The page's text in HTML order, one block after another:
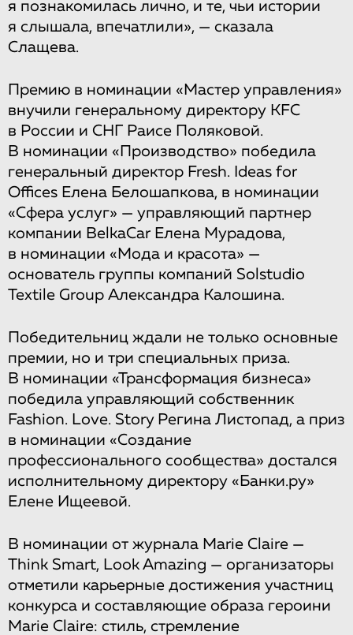
я познакомилась лично, и те, чьи истории
я слышала, впечатлили», — сказала
Слащева.
Премию в номинации «Мастер управления»
внучили генеральному директору KFC
в России и СНГ Раисе Поляковой.
В номинации «Производство» победила
генеральный директор Fresh. Ideas for
Offices Елена Белошапкова, в номинации
«Сфера услуг» — управляющий партнер
компании BelkaCar Елена Мурадова,
в номинации «Мода и красота» —
основатель группы компаний Solstudio
Textile Group Александра Калошина.
Победительниц ждали не только основные
премии, но и три специальных приза.
В номинации «Трансформация бизнеса»
победила управляющий собственник
Fashion. Love. Story Регина Листопад, а приз
в номинации «Создание
профессионального сообщества» достался
исполнительному директору «Банки.ру»
Елене Ищеевой.
В номинации от журнала Marie Claire —
Think Smart, Look Amazing — организаторы
отметили карьерные достижения участниц
конкурса и составляющие образа героини
Marie Claire: стиль, стремление